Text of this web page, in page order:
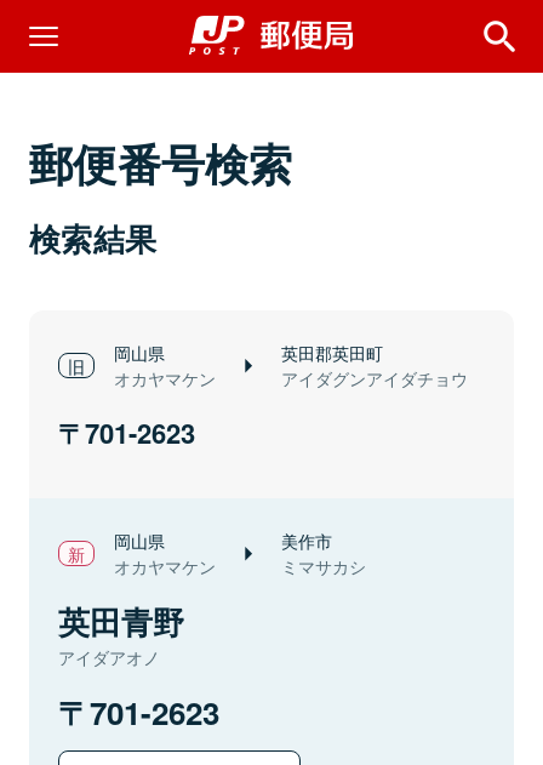
郵便番号検索
検索結果
岡山県
オカヤマケン
英田郡英田町
アイダグンアイダチョウ
701-2623
岡山県
オカヤマケン
美作市
ミマサカシ
英田青野
アイダアオノ
701-2623